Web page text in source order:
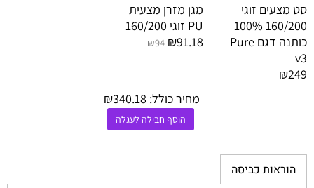
סט מצעים זוגי
160/200 100%
כותנה דגם Pure
v3
₪249
מגן מזרן מצעית
PU זוגי 160/200
₪94 ₪91.18
מחיר כולל: ₪340.18
הוסף חבילה לעגלה
הוראות כביסה